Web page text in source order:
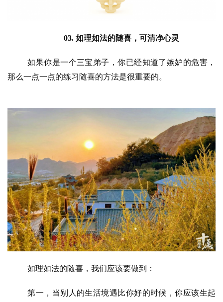
人
院
巡
礼
视
频
纪
03. 如理如法的随喜，可清净心灵
如果你是一个三宝弟子，你已经知道了嫉妒的危害，
那么一点一点的练习随喜的方法是很重要的。
如理如法的随喜，我们应该要做到：
第一，当别人的生活境遇比你好的时候，你应该生起